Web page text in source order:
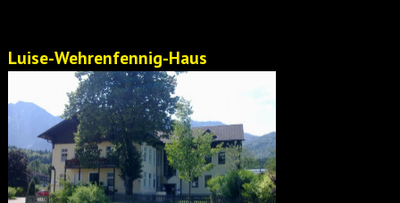
Luise-Wehrenfennig-Haus